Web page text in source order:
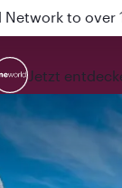
and Auckland
Jetzt